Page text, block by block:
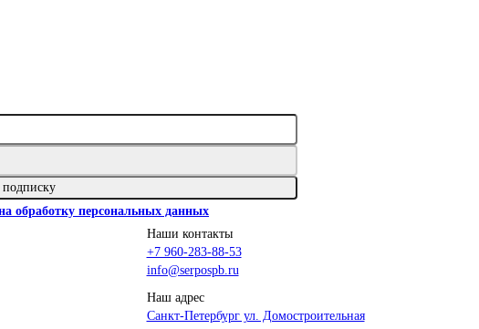
обработку персональных данных
Наши контакты
+7 960-283-88-53
info@serpospb.ru
Наш адрес
Санкт-Петербург ул. Домостроительная